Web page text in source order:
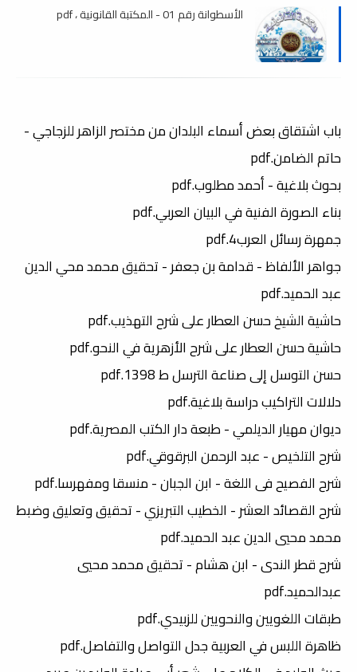
الأسطوانة رقم 01 - المكتبة القانونية ، pdf
باب اشتقاق بعض أسماء البلدان من مختصر الزاهر للزجاجي -
حاتم الضامن.pdf
بحوث بلاغية - أحمد مطلوب.pdf
بناء الصورة الفنية في البيان العربي.pdf
جمهرة رسائل العرب4.pdf
جواهر الألفاظ - قدامة بن جعفر - تحقيق محمد محي الدين
عبد الحميد.pdf
حاشية الشيخ حسن العطار على شرح التهذيب.pdf
حاشية حسن العطار على شرح الأزهرية في النحو.pdf
حسن التوسل إلى صناعة الترسل ط 1398.pdf
دلالات التراكيب دراسة بلاغية.pdf
ديوان مهيار الديلمي - طبعة دار الكتب المصرية.pdf
شرح التلخيص - عبد الرحمن البرقوقي.pdf
شرح الفصيح فى اللغة - ابن الجبان - منسقا ومفهرسا.pdf
شرح القصائد العشر - الخطيب التبريزي - تحقيق وتعليق وضبط
محمد محيي الدين عبد الحميد.pdf
شرح قطر الندى - ابن هشام - تحقيق محمد محيي
عبدالحميد.pdf
طبقات اللغويين والنحويين للزبيدي.pdf
ظاهرة اللبس في العربية جدل التواصل والتفاصل.pdf